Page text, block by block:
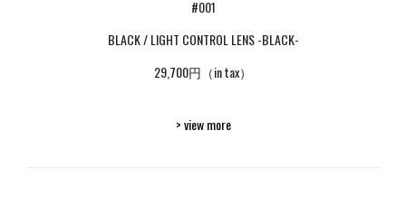
#001
BLACK / LIGHT CONTROL LENS -BLACK-
29,700円（in tax）
> view more